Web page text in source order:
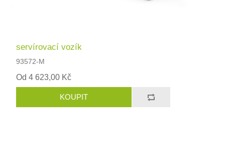
servírovací vozík
93572-M
Od 4 623,00 Kč